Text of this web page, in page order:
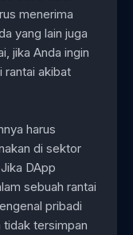
menerima
yang lain juga
jika Anda ingin
rantai akibat
harus
di sektor
DApp
sebuah rantai
pribadi
tidak tersimpan